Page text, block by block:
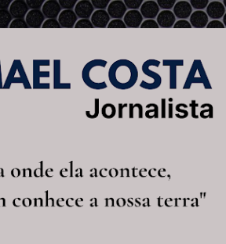
Pular para o